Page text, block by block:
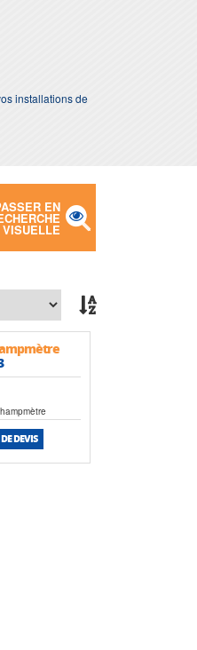
installations de
EN
VISUELLE
DEVIS